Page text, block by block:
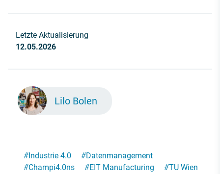
Letzte Aktualisierung
12.05.2026
Lilo Bolen
#Industrie 4.0 #Datenmanagement
#Champi4.0ns #EIT Manufacturing #TU Wien